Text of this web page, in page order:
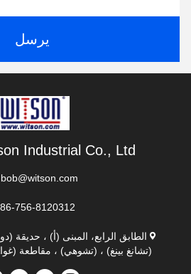
يرسل
Industrial Co., Ltd
bob@witson.com
86-756-8120312
الطابق الرابع، المبنى (أ) ، حديقة
(تشانغ بينغ) ، (تشوهي) ، مقاطعة